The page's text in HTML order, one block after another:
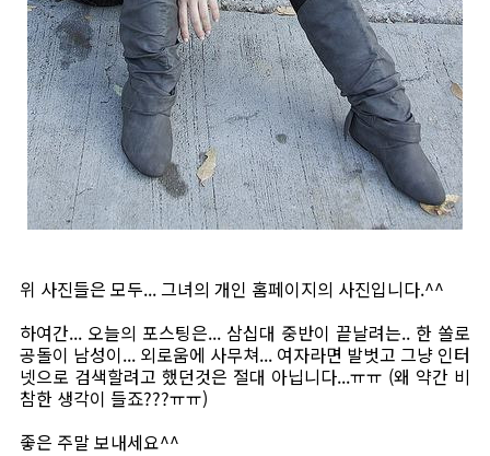
위 사진들은 모두... 그녀의 개인 홈페이지의 사진입니다.^^
하여간... 오늘의 포스팅은... 삼십대 중반이 끝날려는.. 한 쏠로
공돌이 남성이... 외로움에 사무쳐... 여자라면 발벗고 그냥 인터
넷으로 검색할려고 했던것은 절대 아닙니다...ㅠㅠ (왜 약간 비
참한 생각이 들죠???ㅠㅠ)
좋은 주말 보내세요^^